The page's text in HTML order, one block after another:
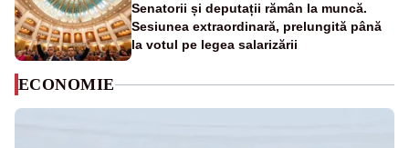
Senatorii și deputații rămân la muncă.
Sesiunea extraordinară, prelungită până
la votul pe legea salarizării
ECONOMIE